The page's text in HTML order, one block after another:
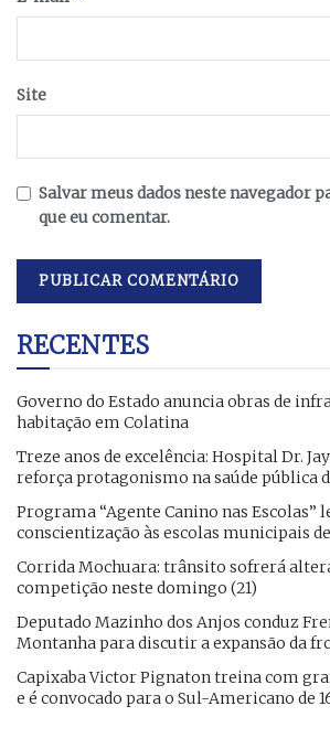
Site
Salvar meus dados neste navegador
que eu comentar.
RECENTES
Governo do Estado anuncia obras de
habitação em Colatina
Treze anos de excelência: Hospital Dr.
reforça protagonismo na saúde pública
Programa “Agente Canino nas Escolas”
conscientização às escolas municipais
Corrida Mochuara: trânsito sofrerá
competição neste domingo (21)
Deputado Mazinho dos Anjos conduz
Montanha para discutir a expansão da
Capixaba Victor Pignaton treina com
e é convocado para o Sul-Americano de